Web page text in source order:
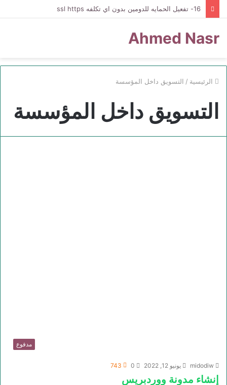
16- تفعيل الحمايه للدومين بدون اي تكلفه ssl https
Ahmed Nasr
الرئيسية / التسويق داخل المؤسسة
التسويق داخل المؤسسة
مدفوع
midodiw يونيو 12, 2022 0
743
إنشاء مدونة ووردبريس